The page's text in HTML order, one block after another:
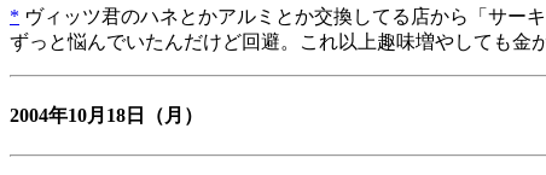
* ヴィッツ君のハネとかアルミとか交換してる店から「サー
ずっと悩んでいたんだけど回避。これ以上趣味増やしても金
2004年10月18日 （月）